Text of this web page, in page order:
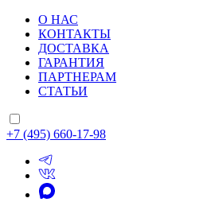
О НАС
КОНТАКТЫ
ДОСТАВКА
ГАРАНТИЯ
ПАРТНЕРАМ
СТАТЬИ
+7 (495) 660-17-98